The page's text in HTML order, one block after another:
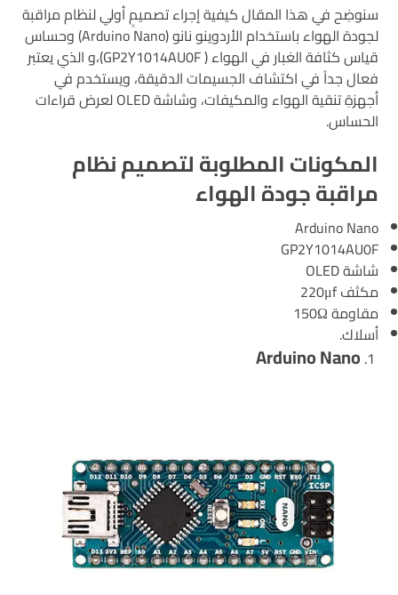
سنوضِح في هذا المقال كيفية إجراء تصميمٍ أولي لنظام مراقبة
لجودة الهواء باستخدام الأردوينو نانو (Arduino Nano) وحساس
قياس كثافة الغبار في الهواء ( GP2Y1014AU0F)،و الذي يعتبر
فعال جداً في اكتشاف الجسيمات الدقيقة، ويستخدم في
أجهزةِ تنقية الهواء والمكيفات، وشاشة OLED لعرض قراءات
الحساس.
المكونات المطلوبة لتصميم نظام
مراقبة جودة الهواء
Arduino Nano
GP2Y1014AU0F
شاشة OLED
مكثف 220μf
مقاومة 150Ω
أسلاك.
Arduino Nano